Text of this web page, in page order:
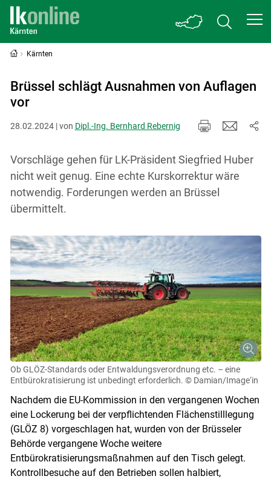
Kärnten
Brüssel schlägt Ausnahmen von Auflagen
vor
28.02.2024 | von Dipl.-Ing. Bernhard Rebernig
Vorschläge gehen für LK-Präsident Siegfried Huber
nicht weit genug. Eine echte Kurskorrektur wäre
notwendig. Forderungen werden an Brüssel
übermittelt.
Ob GLÖZ-Standards oder Entwaldungsverordnung etc. – eine
Entbürokratisierung ist unbedingt erforderlich. © Damian/Image‘in
Nachdem die EU-Kommission in den vergangenen Wochen
eine Lockerung bei der verpflichtenden Flächenstilllegung
(GLÖZ 8) vorgeschlagen hat, wurden von der Brüsseler
Behörde vergangene Woche weitere
Entbürokratisierungsmaßnahmen auf den Tisch gelegt.
Kontrollbesuche auf den Betrieben sollen halbiert,